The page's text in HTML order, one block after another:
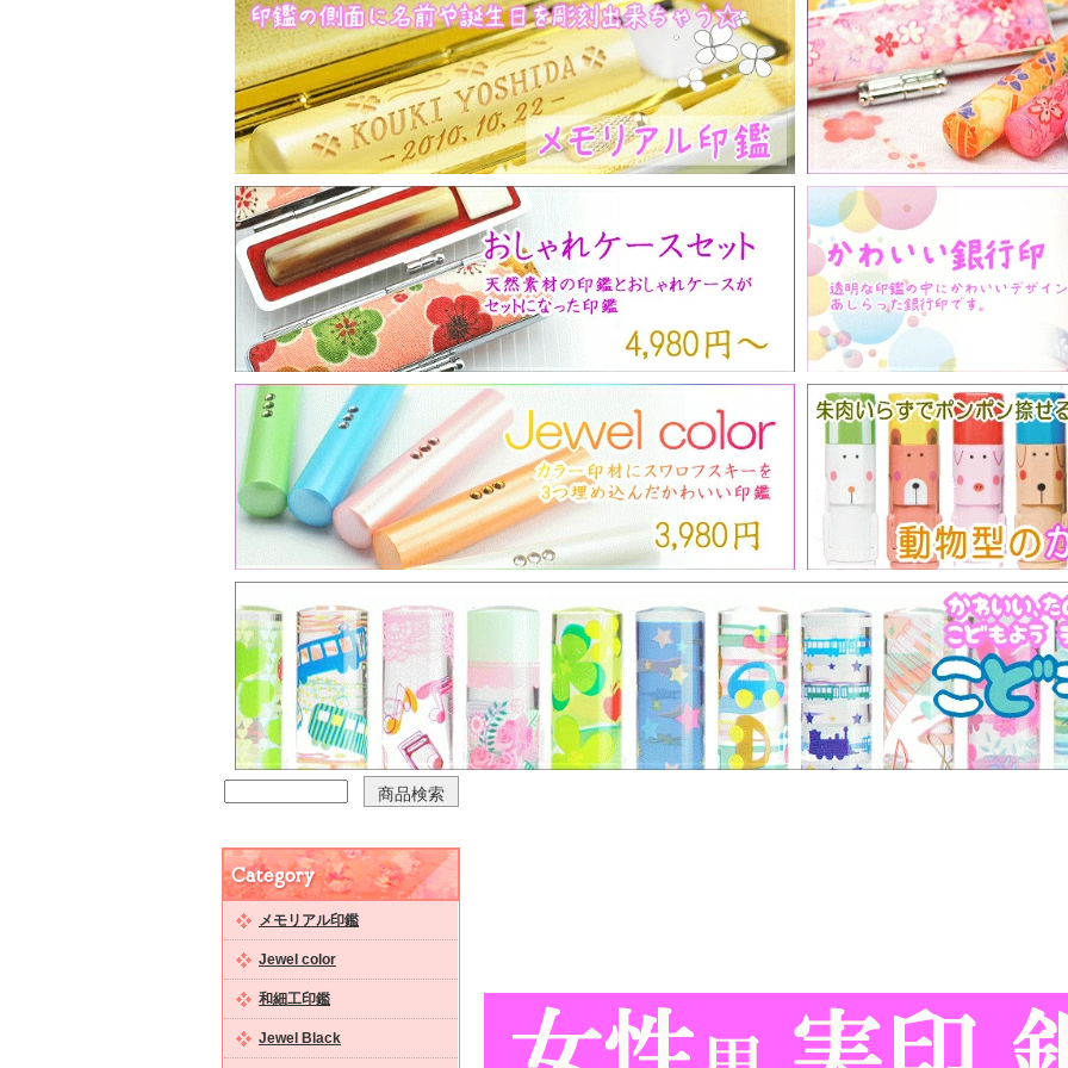
メモリアル印鑑
Jewel color
和細工印鑑
Jewel Black